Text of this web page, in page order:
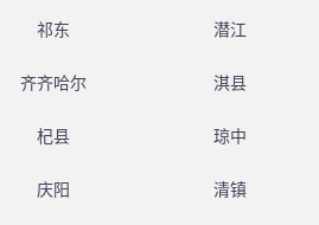
祁东 潜江
齐齐哈尔 淇县
杞县 琼中
庆阳 清镇